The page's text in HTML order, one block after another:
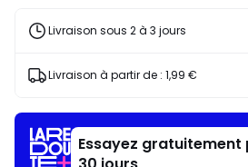
articles
J'en
Livraison sous 2 à 3 jours
Livraison à partir de : 1,99 €
Essayez gratuitement